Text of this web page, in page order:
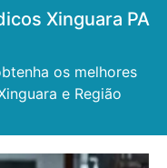
Xinguara PA
os melhores
e Região